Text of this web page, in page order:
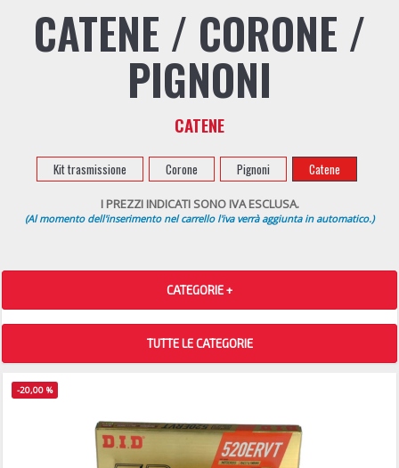
CATENE / CORONE /
PIGNONI
CATENE
Kit trasmissione Corone Pignoni Catene
I PREZZI INDICATI SONO IVA ESCLUSA.
(Al momento dell'inserimento nel carrello l'iva verrà aggiunta in automatico.)
CATEGORIE +
TUTTE LE CATEGORIE
-20,00 %